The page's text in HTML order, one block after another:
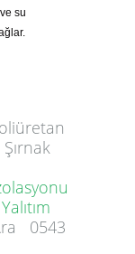
su
0543